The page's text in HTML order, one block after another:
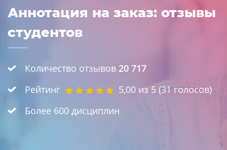
Аннотация на заказ: отзывы
студентов
Количество отзывов 20 717
Рейтинг
5,00 из 5 (31голосов)
Более 600 дисциплин